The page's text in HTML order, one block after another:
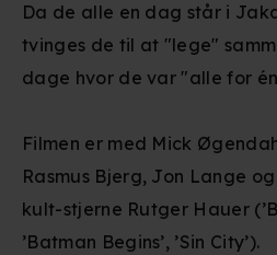
Da de alle en dag står i
tvinges de til at "lege"
dage hvor de var "alle for
Filmen er med Mick
Rasmus Bjerg, Jon Lange
kult-stjerne Rutger Hauer
’Batman Begins’, ’Sin City’).